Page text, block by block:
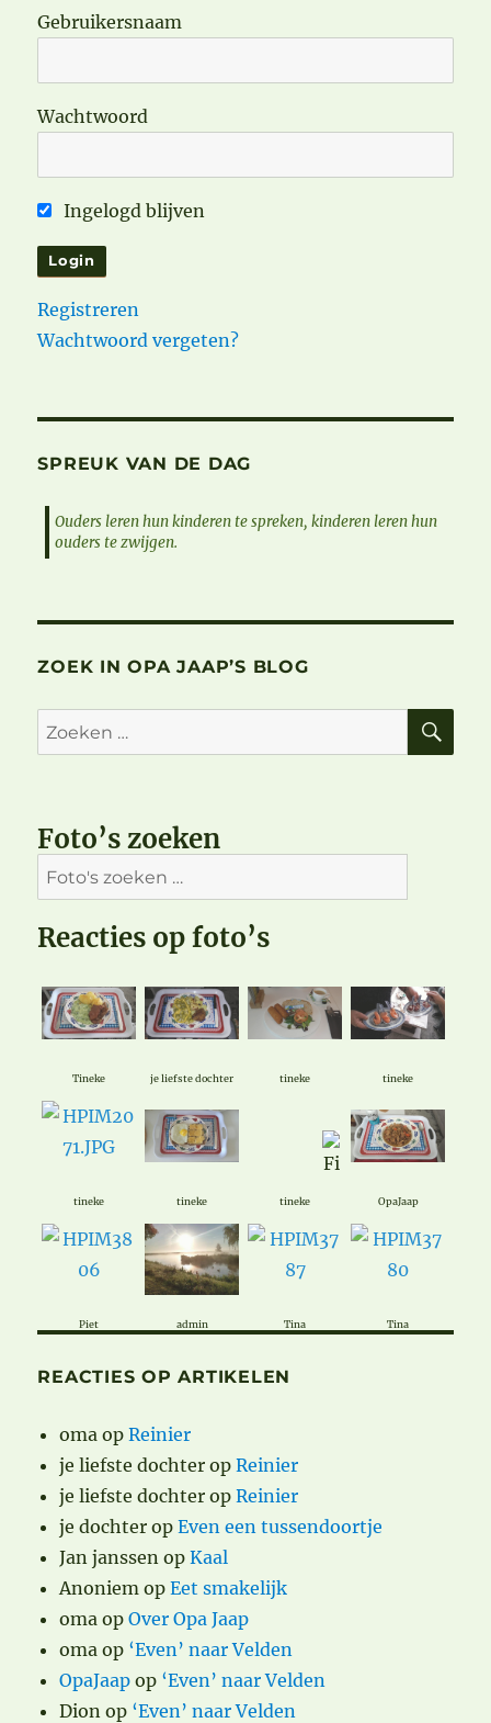
Gebruikersnaam
Wachtwoord
Ingelogd blijven
Registreren
Wachtwoord vergeten?
SPREUK VAN DE DAG
Ouders leren hun kinderen te spreken, kinderen leren hun
ouders te zwijgen.
ZOEK IN OPA JAAP’S BLOG
Zoeken
naar:
Foto’s zoeken
Reacties op foto’s
Tineke je liefste dochter tineke tineke
tineke tineke tineke OpaJaap
Piet admin Tina Tina
REACTIES OP ARTIKELEN
oma opReinier
je liefste dochter opReinier
je liefste dochter opReinier
je dochter opEven een tussendoortje
Jan janssen opKaal
Anoniem opEet smakelijk
oma opOver Opa Jaap
oma op ‘Even’ naar Velden
OpaJaap op ‘Even’ naar Velden
Dion op ‘Even’ naar Velden